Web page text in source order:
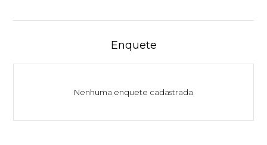
Enquete
Nenhuma enquete cadastrada